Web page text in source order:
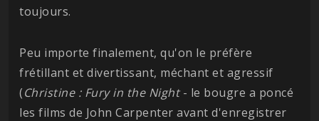
toujours.
Peu importe finalement, qu'on le préfère
frétillant et divertissant, méchant et agressif
(Christine : Fury in the Night- le bougre a poncé
les films de John Carpenter avant d'enregistrer